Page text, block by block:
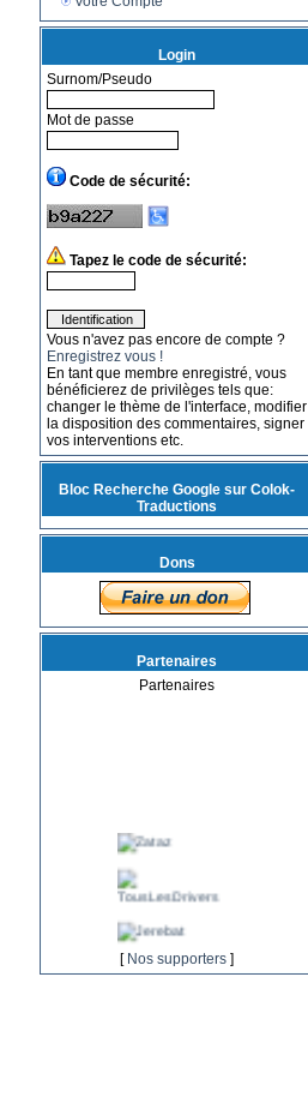
Login
Surnom/Pseudo
Mot de passe
Code de sécurité:
Tapez le code de sécurité:
Vous n'avez pas encore de compte ?
Enregistrez vous !
En tant que membre enregistré, vous
bénéficierez de privilèges tels que:
changer le thème de l'interface, modifier
la disposition des commentaires, signer
vos interventions etc.
Bloc Recherche Google sur Colok-
Traductions
Dons
Partenaires
Partenaires
[ Nos supporters ]